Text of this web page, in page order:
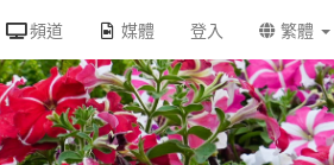
頻道 媒體 登入 繁體